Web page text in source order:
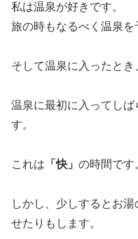
私は温泉が好きです。
旅の時もなるべく温泉を
そして温泉に入ったとき
温泉に最初に入ってし
す。
これは 「快」 の時間です
しかし、少しするとお
せたりもします。